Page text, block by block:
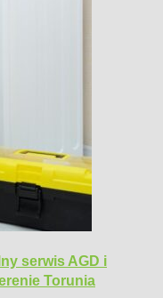
serwis AGD i
Torunia